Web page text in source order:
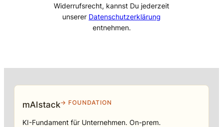
Widerrufsrecht, kannst Du jederzeit
unserer Datenschutzerklärung
entnehmen.
mAIstack→ FOUNDATION
KI-Fundament für Unternehmen. On-prem.